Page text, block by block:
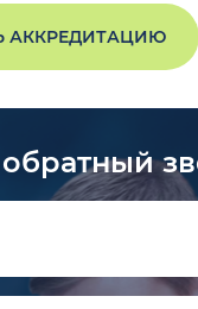
АККРЕДИТАЦИЮ
обратный